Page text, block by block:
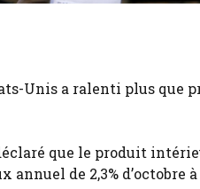
Unis a ralenti plus que
que le produit
annuel de 2,3%